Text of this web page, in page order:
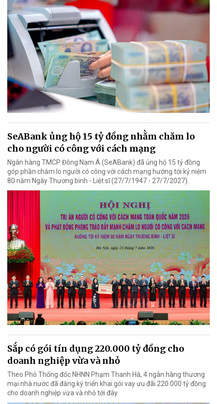
SeABank ủng hộ 15 tỷ đồng nhằm chăm lo
cho người có công với cách mạng
Ngân hàng TMCP Đông Nam Á (SeABank) đã ủng hộ 15 tỷ đồng
góp phần chăm lo người có công với cách mạng hướng tới kỷ niệm
80 năm Ngày Thương binh - Liệt sĩ (27/7/1947 - 27/7/2027).
Sắp có gói tín dụng 220.000 tỷ đồng cho
doanh nghiệp vừa và nhỏ
Theo Phó Thống đốc NHNN Phạm Thanh Hà, 4 ngân hàng thương
mại nhà nước đã đăng ký triển khai gói vay ưu đãi 220.000 tỷ đồng
cho doanh nghiệp vừa và nhỏ tới đây.